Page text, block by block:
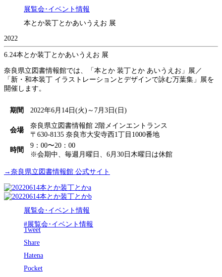
展覧会･イベント情報
本とか装丁とかあいうえお 展
2022
6.24本とか装丁とかあいうえお 展
奈良県立図書情報館では、「本とか 装丁とか あいうえお」展／
「新・和本装丁 イラストレーションとデザインで詠む万葉集」展を
開催します。
期間 2022年6月14日(火)～7月3日(日)
会場
奈良県立図書情報館 2階メインエントランス
〒630-8135 奈良市大安寺西1丁目1000番地
時間
9：00〜20：00
※会期中、毎週月曜日、6月30日木曜日は休館
→奈良県立図書情報館 公式サイト
展覧会･イベント情報
#展覧会･イベント情報
Tweet
Share
Hatena
Pocket